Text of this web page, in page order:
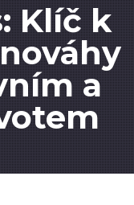
Klíč k
a